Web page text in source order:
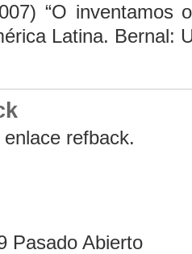
“O inventamos
Latina. Bernal:
refback.
Pasado Abierto